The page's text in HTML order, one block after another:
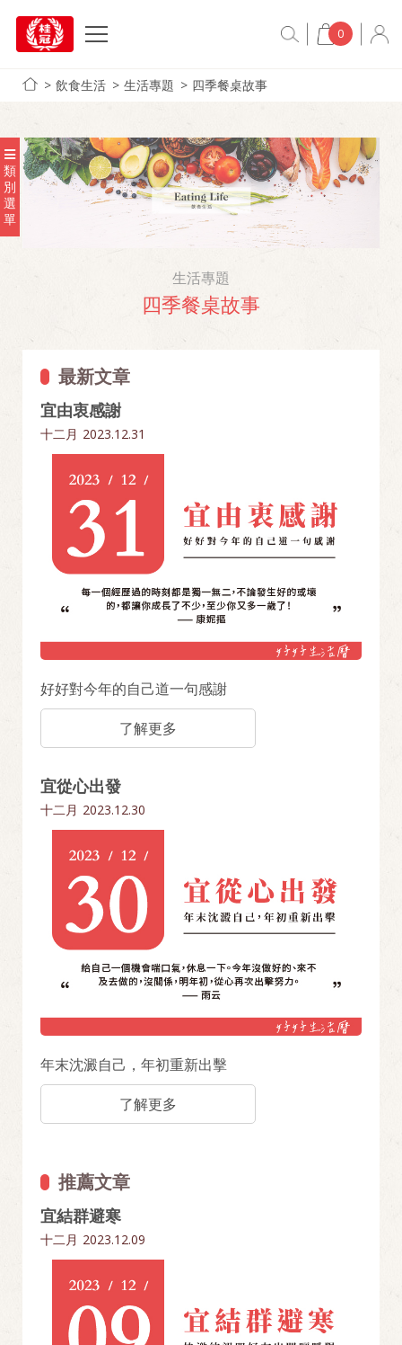
0
飲食生活 生活專題 四季餐桌故事
類
別
選
單
生活專題
四季餐桌故事
最新文章
宜由衷感謝
十二月 2023.12.31
好好對今年的自己道一句感謝
了解更多
宜從心出發
十二月 2023.12.30
年末沈澱自己，年初重新出擊
了解更多
推薦文章
宜結群避寒
十二月 2023.12.09